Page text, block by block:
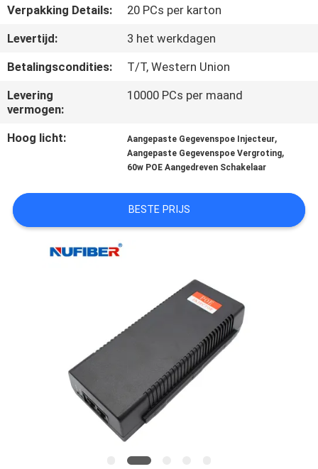
CONTACTEER
ONS
VERZOEK
OM
CITAAT
SITEMAP
Verpakking Details:
20 PCs per karton
Levertijd:
3 het werkdagen
Betalingscondities:
T/T, Western Union
Levering
vermogen:
10000 PCs per maand
Hoog licht: Aangepaste Gegevenspoe Injecteur,
Aangepaste Gegevenspoe Vergroting,
60w POE Aangedreven Schakelaar
BESTE PRIJS